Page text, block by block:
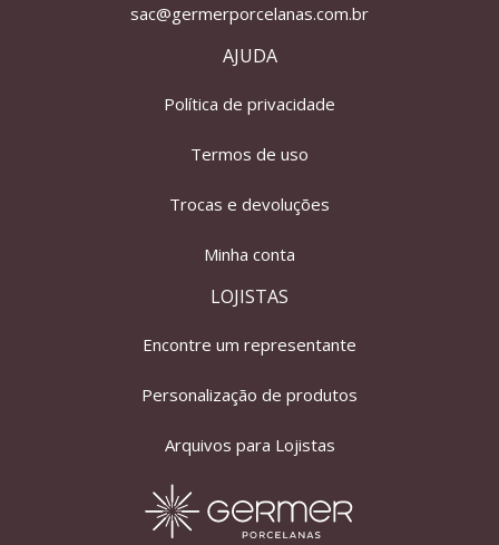
sac@germerporcelanas.com.br
AJUDA
Política de privacidade
Termos de uso
Trocas e devoluções
Minha conta
LOJISTAS
Encontre um representante
Personalização de produtos
Arquivos para Lojistas